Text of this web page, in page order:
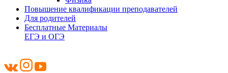
Повышение квалификации преподавателей
Для родителей
Бесплатные Материалы
ЕГЭ и ОГЭ